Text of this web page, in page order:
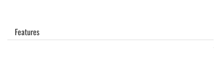
Features